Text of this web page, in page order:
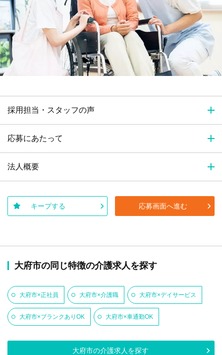
採用担当・スタッフの声
応募にあたって
法人概要
キープする 応募画面へ進む
大府市の同じ特徴の介護求人を探す
大府市×正社員 大府市×介護職 大府市×デイサービス
大府市×ブランクありOK 大府市×車通勤OK
大府市の介護求人を探す